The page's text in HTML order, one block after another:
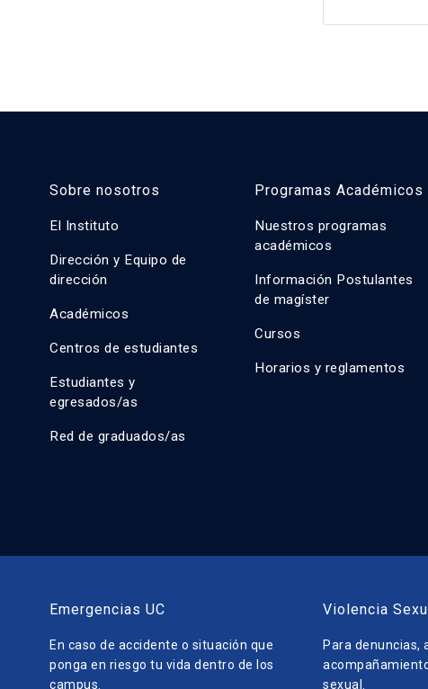
Sobre nosotros
El Instituto
Dirección y Equipo de
dirección
Académicos
Centros de estudiantes
Estudiantes y
egresados/as
Red de graduados/as
Programas Académicos
Nuestros programas
académicos
Información Postulantes
de magíster
Cursos
Horarios y reglamentos
Emergencias UC
En caso de accidente o situación que
ponga en riesgo tu vida dentro de los
campus.
Violencia
Para denuncias,
sexual.